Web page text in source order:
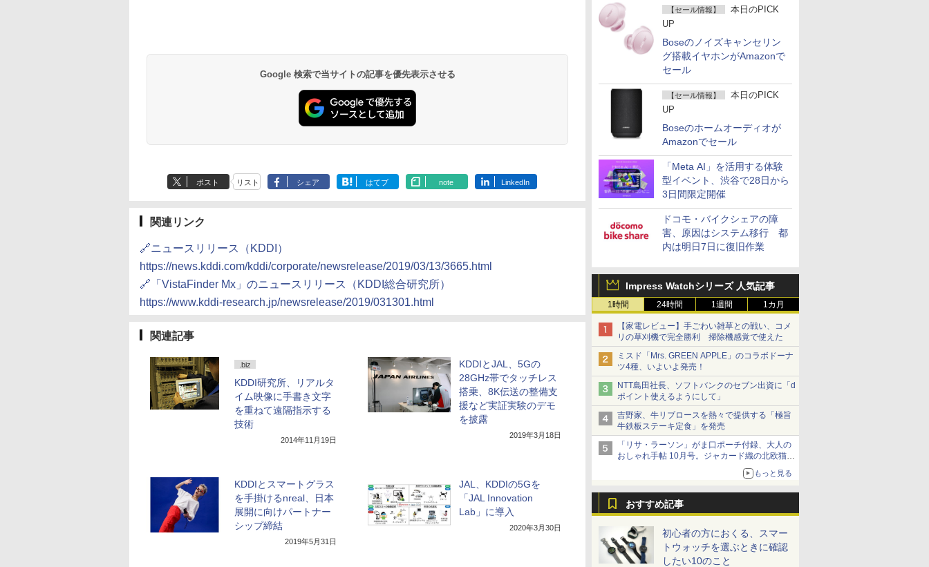
【セール情報】
本日のPICK
UP
Boseのノイズキャンセリン
グ搭載イヤホンがAmazonで
セール
【セール情報】
本日のPICK
UP
Boseのホームオーディオが
Amazonでセール
「Meta AI」を活用する体験
型イベント、渋谷で28日から
3日間限定開催
ドコモ・バイクシェアの障
害、原因はシステム移行 都
内は明日7日に復旧作業
Impress Watchシリーズ 人気記事
1時間 24時間 1週間 1カ月
【家電レビュー】手ごわい雑草との戦い、コメ
リの草刈機で完全勝利 掃除機感覚で使えた
ミスド「Mrs. GREEN APPLE」のコラボドーナ
ツ4種、いよいよ発売！
NTT島田社長、ソフトバンクのセブン出資に「d
ポイント使えるようにして」
吉野家、牛リブロースを熱々で提供する「極旨
牛鉄板ステーキ定食」を発売
「リサ・ラーソン」がま口ポーチ付録、大人の
おしゃれ手帖 10月号。ジャカード織の北欧猫デ
もっと見る
おすすめ記事
初心者の方におくる、スマー
トウォッチを選ぶときに確認
したい10のこと
Google 検索で当サイトの記事を優先表示させる
ポスト リスト シェア はてブ note LinkedIn
関連リンク
🔗ニュースリリース（KDDI）
https://news.kddi.com/kddi/corporate/newsrelease/2019/03/13/3665.html
🔗「VistaFinder Mx」のニュースリリース（KDDI総合研究所）
https://www.kddi-research.jp/newsrelease/2019/031301.html
関連記事
.biz
KDDI研究所、リアルタ
イム映像に手書き文字
を重ねて遠隔指示する
技術
2014年11月19日
KDDIとJAL、5Gの
28GHz帯でタッチレス
搭乗、8K伝送の整備支
援など実証実験のデモ
を披露
2019年3月18日
KDDIとスマートグラス
を手掛けるnreal、日本
展開に向けパートナー
シップ締結
2019年5月31日
JAL、KDDIの5Gを
「JAL Innovation
Lab」に導入
2020年3月30日